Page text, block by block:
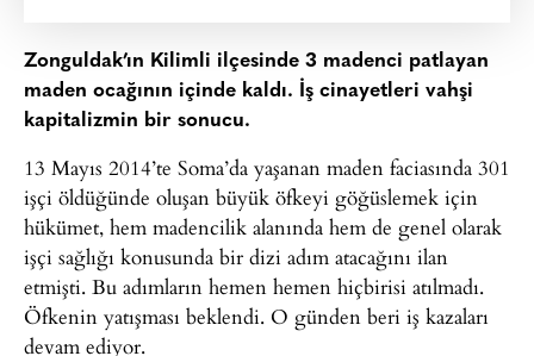
Zonguldak’ın Kilimli ilçesinde 3 madenci patlayan
maden ocağının içinde kaldı. İş cinayetleri vahşi
kapitalizmin bir sonucu.
13 Mayıs 2014’te Soma’da yaşanan maden faciasında 301
işçi öldüğünde oluşan büyük öfkeyi göğüslemek için
hükümet, hem madencilik alanında hem de genel olarak
işçi sağlığı konusunda bir dizi adım atacağını ilan
etmişti. Bu adımların hemen hemen hiçbirisi atılmadı.
Öfkenin yatışması beklendi. O günden beri iş kazaları
devam ediyor.